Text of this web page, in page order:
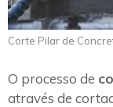
Corte Pilar de
O processo de
através de